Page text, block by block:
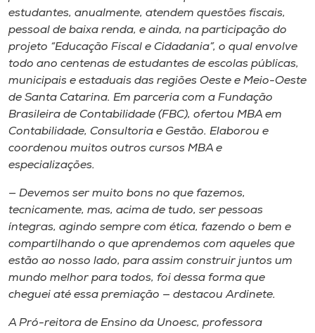
estudantes, anualmente, atendem questões fiscais,
pessoal de baixa renda, e ainda, na participação do
projeto “Educação Fiscal e Cidadania”, o qual envolve
todo ano centenas de estudantes de escolas públicas,
municipais e estaduais das regiões Oeste e Meio-Oeste
de Santa Catarina. Em parceria com a Fundação
Brasileira de Contabilidade (FBC), ofertou MBA em
Contabilidade, Consultoria e Gestão. Elaborou e
coordenou muitos outros cursos MBA e
especializações.
— Devemos ser muito bons no que fazemos,
tecnicamente, mas, acima de tudo, ser pessoas
íntegras, agindo sempre com ética, fazendo o bem e
compartilhando o que aprendemos com aqueles que
estão ao nosso lado, para assim construir juntos um
mundo melhor para todos, foi dessa forma que
cheguei até essa premiação — destacou Ardinete.
A Pró-reitora de Ensino da Unoesc, professora